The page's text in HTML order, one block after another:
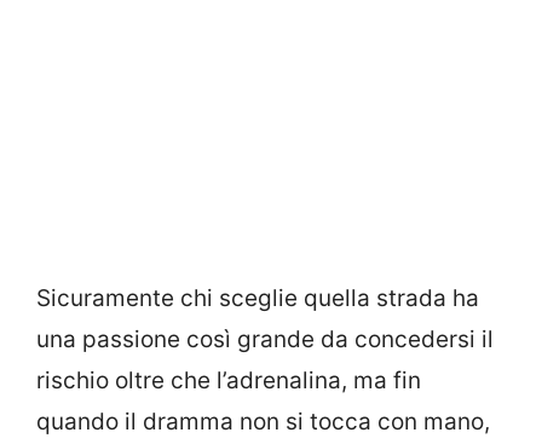
Sicuramente chi sceglie quella strada ha
una passione così grande da concedersi il
rischio oltre che l’adrenalina, ma fin
quando il dramma non si tocca con mano,